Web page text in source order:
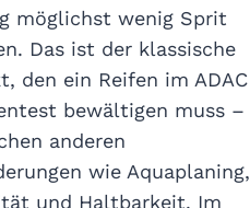
möglichst wenig Sprit
Das ist der klassische
den ein Reifen im ADAC
bewältigen muss –
anderen
wie Aquaplaning,
und Haltbarkeit. Im